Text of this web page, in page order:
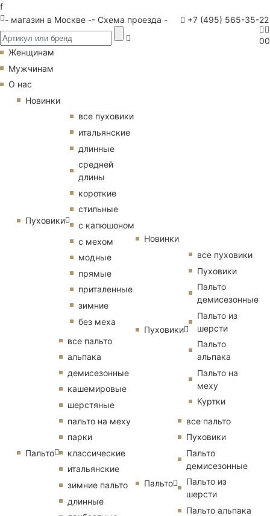
f
- магазин в Москве -- Схема проезда - +7 (495) 565-35-22
00
Женщинам
Мужчинам
О нас
Новинки
Пуховики
все пуховики
итальянские
длинные
средней
длины
короткие
стильные
с капюшоном
с мехом
модные
прямые
приталенные
зимние
без меха
Пальто
все пальто
альпака
демисезонные
кашемировые
шерстяные
пальто на меху
парки
классические
итальянские
зимние пальто
длинные
Новинки
Пуховики
все пуховики
Пуховики
Пальто
демисезонные
Пальто из
шерсти
Пальто
альпака
Пальто на
меху
Куртки
Пальто
все пальто
Пуховики
Пальто
демисезонные
Пальто из
шерсти
Пальто альпака